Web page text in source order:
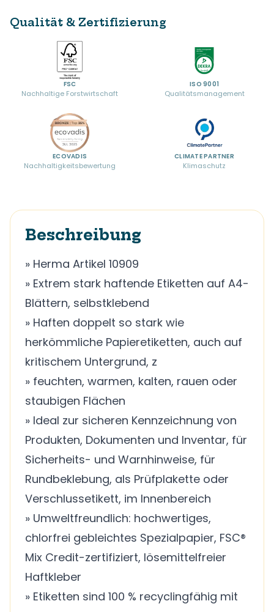
Qualität & Zertifizierung
FSC
Nachhaltige Forstwirtschaft
ISO 9001
Qualitätsmanagement
ECOVADIS
Nachhaltigkeitsbewertung
CLIMATE PARTNER
Klimaschutz
Beschreibung
» Herma Artikel 10909
» Extrem stark haftende Etiketten auf A4-
Blättern, selbstklebend
» Haften doppelt so stark wie
herkömmliche Papieretiketten, auch auf
kritischem Untergrund, z
» feuchten, warmen, kalten, rauen oder
staubigen Flächen
» Ideal zur sicheren Kennzeichnung von
Produkten, Dokumenten und Inventar, für
Sicherheits- und Warnhinweise, für
Rundbeklebung, als Prüfplakette oder
Verschlussetikett, im Innenbereich
» Umweltfreundlich: hochwertiges,
chlorfrei gebleichtes Spezialpapier, FSC®
Mix Credit-zertifiziert, lösemittelfreier
Haftkleber
» Etiketten sind 100 % recyclingfähig mit